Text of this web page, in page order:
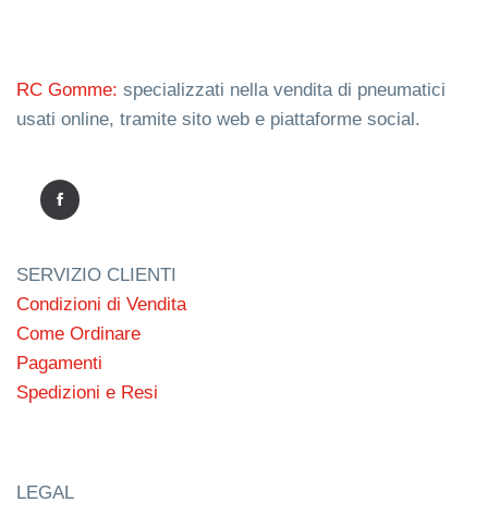
RC Gomme: specializzati nella vendita di pneumatici
usati online, tramite sito web e piattaforme social.
SERVIZIO CLIENTI
Condizioni di Vendita
Come Ordinare
Pagamenti
Spedizioni e Resi
LEGAL